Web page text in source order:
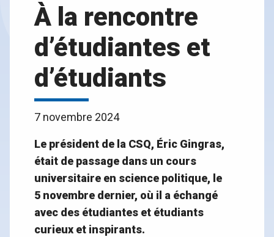
À la rencontre
d’étudiantes et
d’étudiants
7 novembre 2024
Le président de la CSQ, Éric Gingras,
était de passage dans un cours
universitaire en science politique, le
5 novembre dernier, où il a échangé
avec des étudiantes et étudiants
curieux et inspirants.